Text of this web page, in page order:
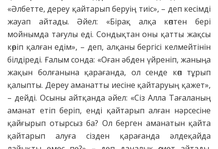
«Әлбетте, дереу қайтарып беруің тиіс», – деп кесімді
жауап айтады. Әйел: «Бірақ алқа көптен бері
мойнымда тағулы еді. Сондықтан оны қатты жақсы
көріп қалған едім», – деп, алқаны бергісі келмейтінін
білдіреді. Ғалым сонда: «Оған әбден үйреніп, жаныңа
жақын болғанына қарағанда, ол сенде көп тұрып
қалыпты. Дереу аманатты иесіне қайтаруың қажет»,
– дейді. Осыны айтқанда әйел: «Сіз Алла Тағаланың
аманат етіп беріп, енді қайтарып алған нәрсесіне
қайғырып отырсыз ба? Ол берген аманатын қайта
қайтарып алуға сізден қарағанда әлдеқайда